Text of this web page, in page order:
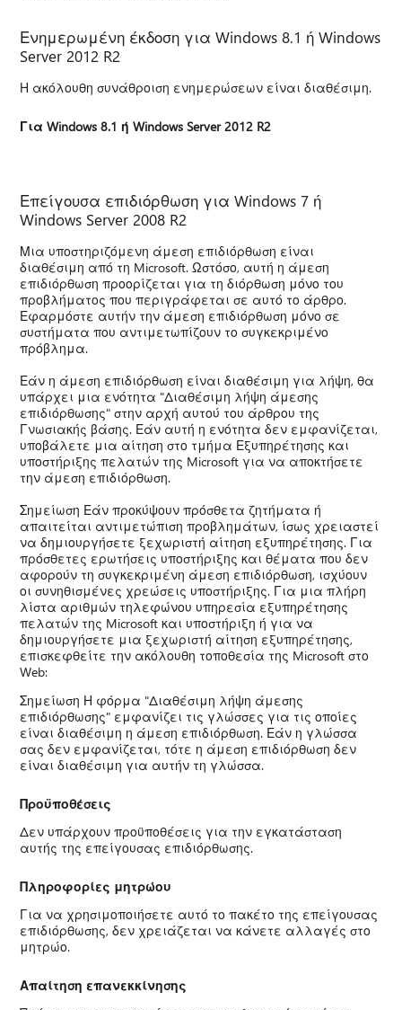
Ενημερωμένη έκδοση για Windows 8.1 ή Windows
Server 2012 R2
Η ακόλουθη συνάθροιση ενημερώσεων είναι διαθέσιμη.
Για Windows 8.1 ή Windows Server 2012 R2
Επείγουσα επιδιόρθωση για Windows 7 ή
Windows Server 2008 R2
Μια υποστηριζόμενη άμεση επιδιόρθωση είναι
διαθέσιμη από τη Microsoft. Ωστόσο, αυτή η άμεση
επιδιόρθωση προορίζεται για τη διόρθωση μόνο του
προβλήματος που περιγράφεται σε αυτό το άρθρο.
Εφαρμόστε αυτήν την άμεση επιδιόρθωση μόνο σε
συστήματα που αντιμετωπίζουν το συγκεκριμένο
πρόβλημα.
Εάν η άμεση επιδιόρθωση είναι διαθέσιμη για λήψη, θα
υπάρχει μια ενότητα "Διαθέσιμη λήψη άμεσης
επιδιόρθωσης" στην αρχή αυτού του άρθρου της
Γνωσιακής βάσης. Εάν αυτή η ενότητα δεν εμφανίζεται,
υποβάλετε μια αίτηση στο τμήμα Εξυπηρέτησης και
υποστήριξης πελατών της Microsoft για να αποκτήσετε
την άμεση επιδιόρθωση.
Σημείωση Εάν προκύψουν πρόσθετα ζητήματα ή
απαιτείται αντιμετώπιση προβλημάτων, ίσως χρειαστεί
να δημιουργήσετε ξεχωριστή αίτηση εξυπηρέτησης. Για
πρόσθετες ερωτήσεις υποστήριξης και θέματα που δεν
αφορούν τη συγκεκριμένη άμεση επιδιόρθωση, ισχύουν
οι συνηθισμένες χρεώσεις υποστήριξης. Για μια πλήρη
λίστα αριθμών τηλεφώνου υπηρεσία εξυπηρέτησης
πελατών της Microsoft και υποστήριξη ή για να
δημιουργήσετε μια ξεχωριστή αίτηση εξυπηρέτησης,
επισκεφθείτε την ακόλουθη τοποθεσία της Microsoft στο
Web:
Σημείωση Η φόρμα "Διαθέσιμη λήψη άμεσης
επιδιόρθωσης" εμφανίζει τις γλώσσες για τις οποίες
είναι διαθέσιμη η άμεση επιδιόρθωση. Εάν η γλώσσα
σας δεν εμφανίζεται, τότε η άμεση επιδιόρθωση δεν
είναι διαθέσιμη για αυτήν τη γλώσσα.
Προϋποθέσεις
Δεν υπάρχουν προϋποθέσεις για την εγκατάσταση
αυτής της επείγουσας επιδιόρθωσης.
Πληροφορίες μητρώου
Για να χρησιμοποιήσετε αυτό το πακέτο της επείγουσας
επιδιόρθωσης, δεν χρειάζεται να κάνετε αλλαγές στο
μητρώο.
Απαίτηση επανεκκίνησης